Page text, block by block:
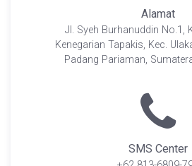
Alamat
Jl. Syeh Burhanuddin No.1,
Kenegarian Tapakis, Kec.
Padang Pariaman,
SMS Center